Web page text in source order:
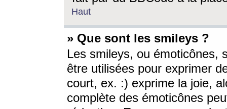
Haut
» Que sont les smileys ?
Les smileys, ou émoticônes,
être utilisées pour exprimer
court, ex. :) exprime la joie,
complète des émoticônes